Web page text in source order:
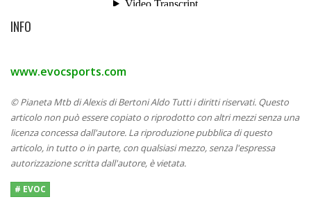
INFO
www.evocsports.com
© Pianeta Mtb di Alexis di Bertoni Aldo Tutti i diritti riservati. Questo
articolo non può essere copiato o riprodotto con altri mezzi senza una
licenza concessa dall'autore. La riproduzione pubblica di questo
articolo, in tutto o in parte, con qualsiasi mezzo, senza l'espressa
autorizzazione scritta dall'autore, è vietata.
# EVOC